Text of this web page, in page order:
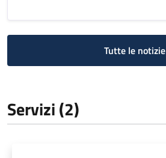
Tutte le notizie
Servizi (2)